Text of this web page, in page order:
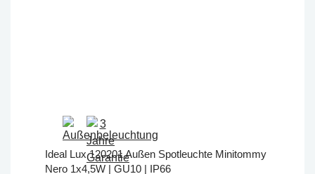
Ideal Lux 120201 Außen Spotleuchte Minitommy
Nero 1x4,5W | GU10 | IP66